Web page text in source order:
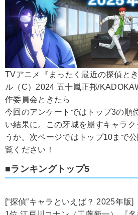
TVアニメ『まったく最近の探偵と
ル（C）2024 五十嵐正邦/
作委員会ときたら
今回のアンケートではトップ3の順
い結果に。この牙城を崩すキャラ
うか。次ページではトップ10まで
覧ください！
■ランキングトップ5
[“探偵”キャラといえば？ 2025年版]